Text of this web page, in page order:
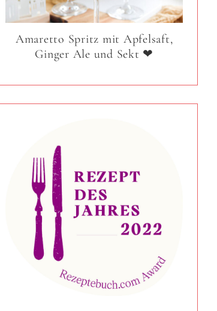
Amaretto Spritz mit Apfelsaft,
Ginger Ale und Sekt ❤